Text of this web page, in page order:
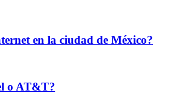
en la ciudad de México?
o AT&T?